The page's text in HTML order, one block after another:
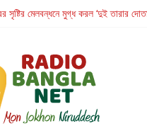
সৃষ্টির মেলবন্ধনে মুগ্ধ করল ‘দুই তারার
Provoking Short Film
‘তুমি এলে তাই’